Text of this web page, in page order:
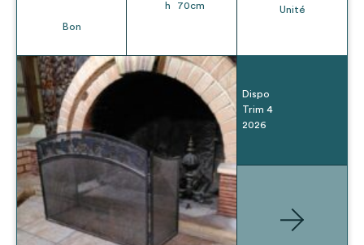
Bon
h
70cm
Unité
Dispo
Trim 4
2026